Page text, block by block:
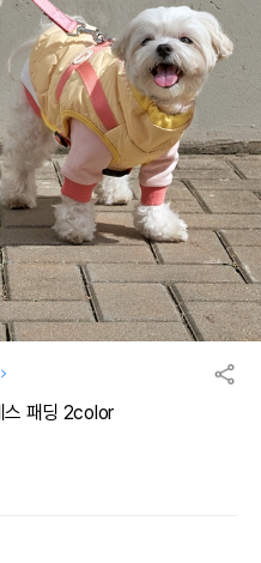
스 패딩 2color